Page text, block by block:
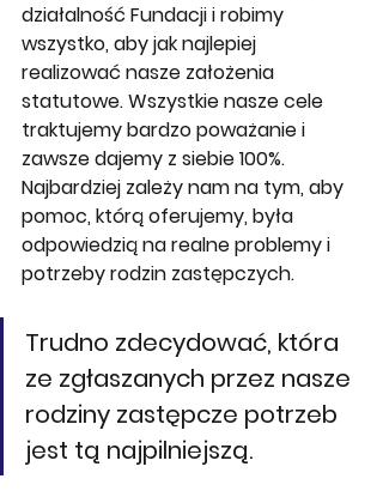
działalność Fundacji i robimy
wszystko, aby jak najlepiej
realizować nasze założenia
statutowe. Wszystkie nasze cele
traktujemy bardzo poważanie i
zawsze dajemy z siebie 100%.
Najbardziej zależy nam na tym, aby
pomoc, którą oferujemy, była
odpowiedzią na realne problemy i
potrzeby rodzin zastępczych.
Trudno zdecydować, która
ze zgłaszanych przez nasze
rodziny zastępcze potrzeb
jest tą najpilniejszą.